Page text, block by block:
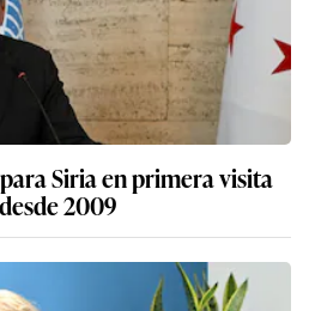
Siria en primera visita
2009